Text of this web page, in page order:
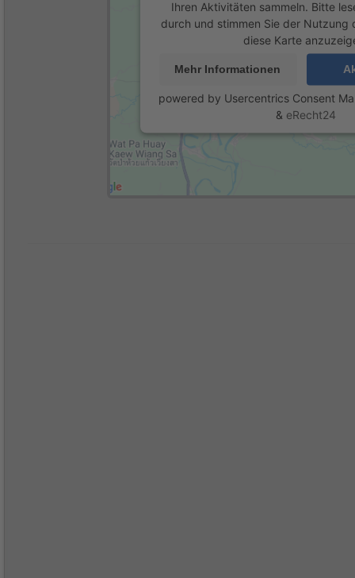
Ihren Aktivitäten sammeln. Bitte
durch und stimmen Sie der Nutzung
diese Karte
Mehr Informationen
powered by Usercentrics Consent
& eRecht24